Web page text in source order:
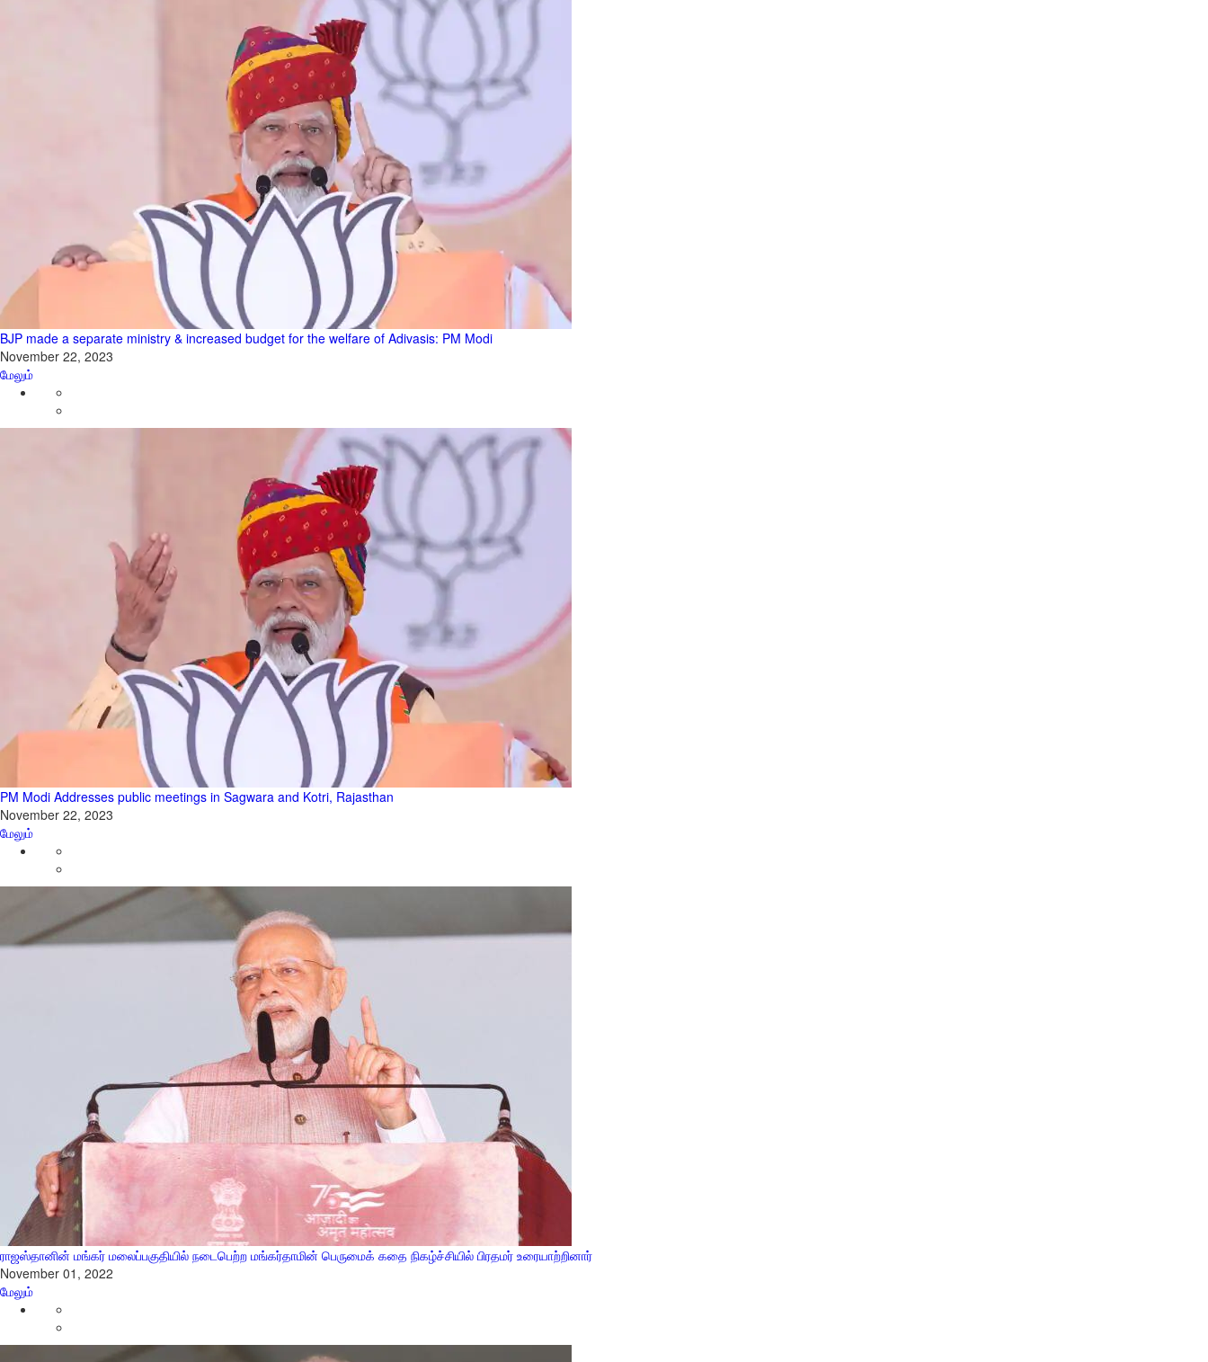
BJP made a separate ministry & increased budget for the welfare of Adivasis: PM Modi
November 22, 2023
மேலும்
PM Modi Addresses public meetings in Sagwara and Kotri, Rajasthan
November 22, 2023
மேலும்
ராஜஸ்தானின் மங்கர் மலைப்பகுதியில் நடைபெற்ற மங்கர்தாமின் பெருமைக் கதை நிகழ்ச்சியில் பிரதமர் உரையாற்றினார்
November 01, 2022
மேலும்